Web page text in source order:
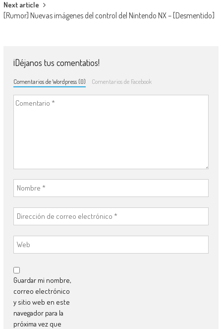
Next article
[Rumor] Nuevas imágenes del control del Nintendo NX – [Desmentido]
¡Déjanos tus comentatios!
Comentarios de Wordpress (0) Comentarios de Facebook
Guardar mi nombre,
correo electrónico
y sitio web en este
navegador para la
próxima vez que